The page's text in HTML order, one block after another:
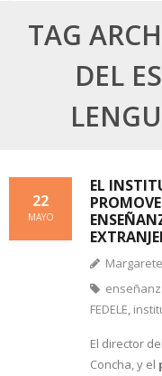
TAG
DEL
EL
22
MAYO
FEDELE,
El director del
Concha, y el